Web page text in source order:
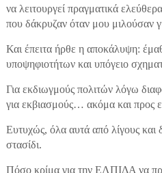
να λειτουργεί πραγματικά
που δάκρυζαν όταν μου μιλούσαν
Και έπειτα ήρθε η αποκάλυψη:
υποψηφιοτήτων και υπόγειο
Για εκδιωγμούς πολιτών λόγω
για εκβιασμούς… ακόμα και προς
Ευτυχώς, όλα αυτά από λίγους και
στασίδι.
Πόσο κρίμα για την ΕΛΠΙΔΑ να